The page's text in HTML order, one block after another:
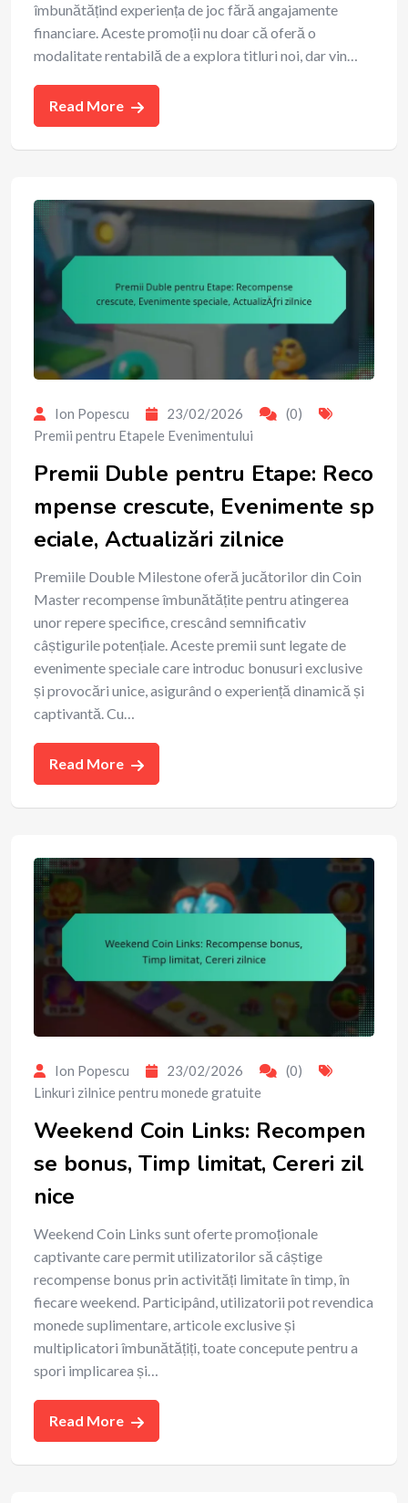
îmbunătățind experiența de joc fără angajamente
financiare. Aceste promoții nu doar că oferă o
modalitate rentabilă de a explora titluri noi, dar vin…
Read More
Ion Popescu 23/02/2026
(0)
Premii pentru Etapele Evenimentului
Premii Duble pentru Etape: Reco
mpense crescute, Evenimente sp
eciale, Actualizări zilnice
Premiile Double Milestone oferă jucătorilor din Coin
Master recompense îmbunătățite pentru atingerea
unor repere specifice, crescând semnificativ
câștigurile potențiale. Aceste premii sunt legate de
evenimente speciale care introduc bonusuri exclusive
și provocări unice, asigurând o experiență dinamică și
captivantă. Cu…
Read More
Ion Popescu 23/02/2026
(0)
Linkuri zilnice pentru monede gratuite
Weekend Coin Links: Recompen
se bonus, Timp limitat, Cereri zil
nice
Weekend Coin Links sunt oferte promoționale
captivante care permit utilizatorilor să câștige
recompense bonus prin activități limitate în timp, în
fiecare weekend. Participând, utilizatorii pot revendica
monede suplimentare, articole exclusive și
multiplicatori îmbunătățiți, toate concepute pentru a
spori implicarea și…
Read More